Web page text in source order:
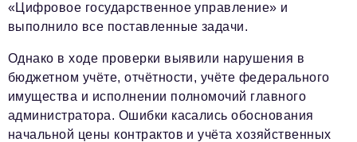
«Цифровое государственное управление» и
выполнило все поставленные задачи.
Однако в ходе проверки выявили нарушения в
бюджетном учёте, отчётности, учёте федерального
имущества и исполнении полномочий главного
администратора. Ошибки касались обоснования
начальной цены контрактов и учёта хозяйственных